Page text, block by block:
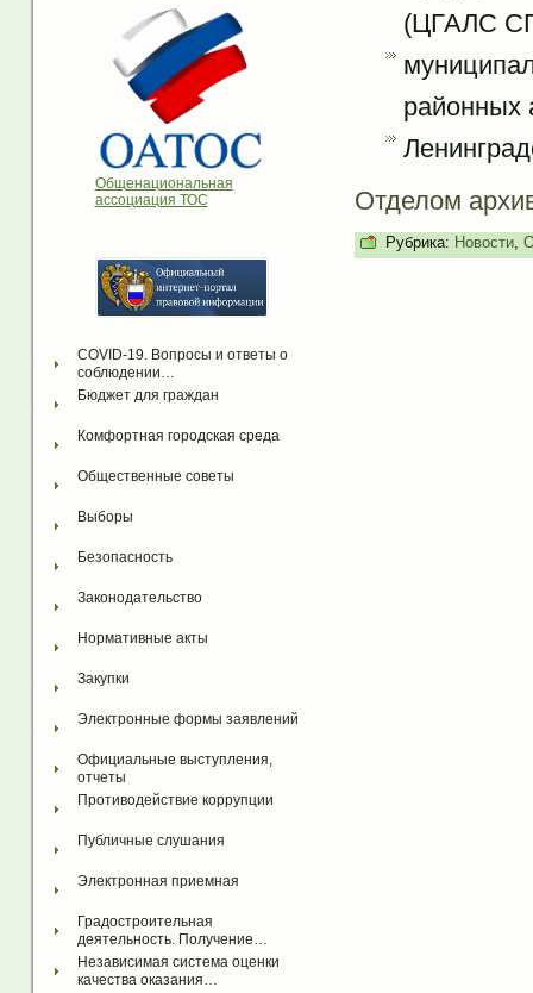
Общенациональная
ассоциация ТОС
COVID-19. Вопросы и ответы о
соблюдении…
Бюджет для граждан
Комфортная городская среда
Общественные советы
Выборы
Безопасность
Законодательство
Нормативные акты
Закупки
Электронные формы заявлений
Официальные выступления,
отчеты
Противодействие коррупции
Публичные слушания
Электронная приемная
Градостроительная
деятельность. Получение…
Независимая система оценки
качества оказания…
(ЦГАЛС
районных
Отделом
Рубрика: Новости,